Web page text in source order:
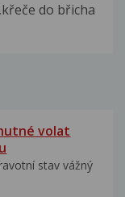
do břicha
volat
stav vážný